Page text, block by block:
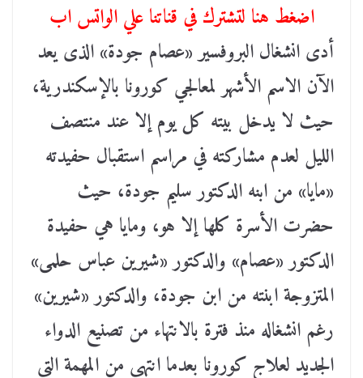
اضغط هنا لتشترك في قناتنا علي الواتس اب
أدى انشغال البروفسير «عصام جودة» الذى يعد
الآن الاسم الأشهر لمعالجي كورونا بالإسكندرية،
حيث لا يدخل بيته كل يوم إلا عند منتصف
الليل لعدم مشاركته في مراسم استقبال حفيدته
«مايا» من ابنه الدكتور سليم جودة، حيث
حضرت الأسرة كلها إلا هو، ومايا هي حفيدة
الدكتور «عصام» والدكتور «شيرين عباس حلمى»
المتزوجة ابنته من ابن جودة، والدكتور «شيرين»
رغم انشغاله منذ فترة بالانتهاء من تصنيع الدواء
الجديد لعلاج كورونا بعدما انتهى من المهمة التي